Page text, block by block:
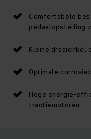
Comfortabele
pedaalopstelling
Kleine draaicirkel
Optimale
Hoge energie-
tractiemotoren